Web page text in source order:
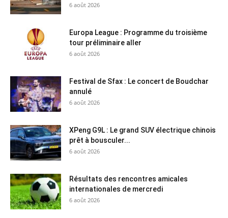
6 août 2026
Europa League : Programme du troisième
tour préliminaire aller
6 août 2026
Festival de Sfax : Le concert de Boudchar
annulé
6 août 2026
XPeng G9L : Le grand SUV électrique chinois
prêt à bousculer...
6 août 2026
Résultats des rencontres amicales
internationales de mercredi
6 août 2026